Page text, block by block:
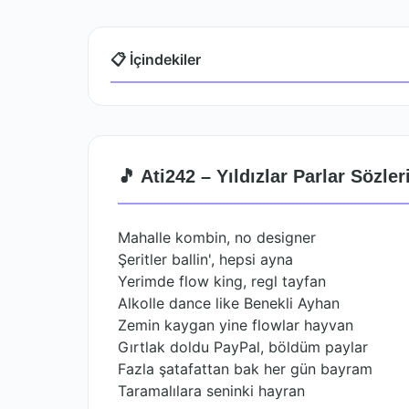
📋 İçindekiler
🎵 Ati242 – Yıldızlar Parlar
Mahalle kombin, no designer
Şeritler ballin', hepsi ayna
Yerimde flow king, regl tayfan
Alkolle dance like Benekli Ayhan
Zemin kaygan yine flowlar hayvan
Gırtlak doldu PayPal, böldüm paylar
Fazla şatafattan bak her gün bayram
Taramalılara seninki hayran